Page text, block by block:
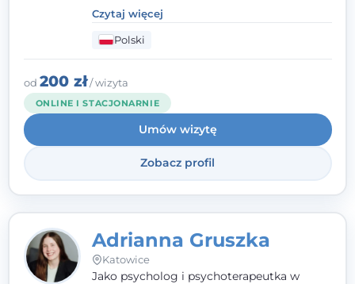
Pracuję w nurcie terapii trzeciej fali, łącząc
metody o potwierdzonej skuteczności.
Towarzyszę młodzieży, dorosłym i parom w
radzeniu sobie z bolesnymi
doświadczeniami tak, by mogli żyć pełniej.
Czytaj więcej
Polski
od 200 zł/ wizyta
ONLINE I STACJONARNIE
Umów wizytę
Zobacz profil
Adrianna Gruszka
Katowice
Jako psycholog i psychoterapeutka w